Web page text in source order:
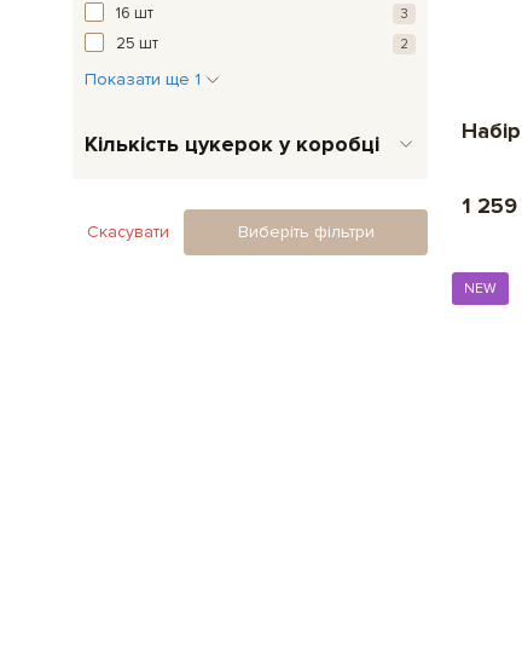
16 шт 3
25 шт 2
Показати ще 1
Кількість цукерок у коробці
Скасувати Виберіть фільтри
1 259
NEW